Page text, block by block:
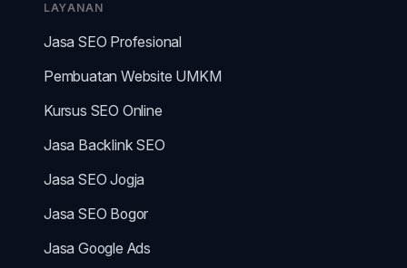
LAYANAN
Jasa SEO Profesional
Pembuatan Website UMKM
Kursus SEO Online
Jasa Backlink SEO
Jasa SEO Jogja
Jasa SEO Bogor
Jasa Google Ads